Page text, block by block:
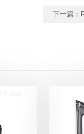
下一篇：